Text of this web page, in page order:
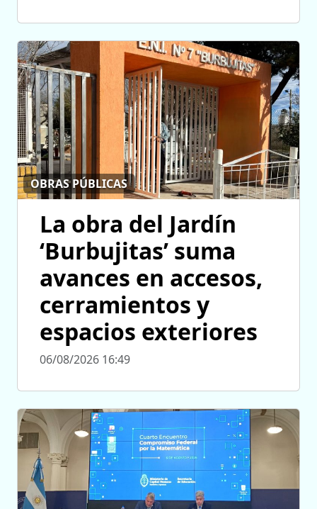
OBRAS PÚBLICAS
La obra del Jardín
‘Burbujitas’ suma
avances en accesos,
cerramientos y
espacios exteriores
06/08/2026 16:49